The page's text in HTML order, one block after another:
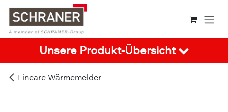
Zum Inhalt springen
Unsere Produkt-Übersicht
Lineare Wärmemelder